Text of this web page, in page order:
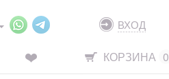
ВХОД
КОРЗИНА 0